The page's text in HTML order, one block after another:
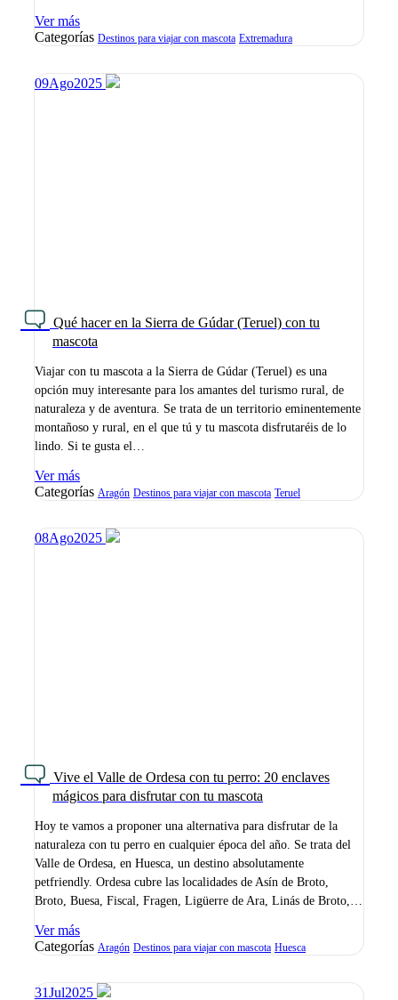
Ver más
Categorías Destinos para viajar con mascota Extremadura
09Ago2025
Qué hacer en la Sierra de Gúdar (Teruel) con tu
mascota
Viajar con tu mascota a la Sierra de Gúdar (Teruel) es una
opción muy interesante para los amantes del turismo rural, de
naturaleza y de aventura. Se trata de un territorio eminentemente
montañoso y rural, en el que tú y tu mascota disfrutaréis de lo
lindo. Si te gusta el…
Ver más
Categorías Aragón Destinos para viajar con mascota Teruel
08Ago2025
Vive el Valle de Ordesa con tu perro: 20 enclaves
mágicos para disfrutar con tu mascota
Hoy te vamos a proponer una alternativa para disfrutar de la
naturaleza con tu perro en cualquier época del año. Se trata del
Valle de Ordesa, en Huesca, un destino absolutamente
petfriendly. Ordesa cubre las localidades de Asín de Broto,
Broto, Buesa, Fiscal, Fragen, Ligüerre de Ara, Linás de Broto,…
Ver más
Categorías Aragón Destinos para viajar con mascota Huesca
31Jul2025